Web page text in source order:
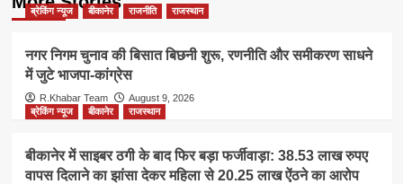
ब्रेकिंग न्यूज बीकानेर राजनीति राजस्थान
नगर निगम चुनाव की बिसात बिछनी शुरू, रणनीति और समीकरण साधने
में जुटे भाजपा-कांग्रेस
R.Khabar Team
August 9, 2026
ब्रेकिंग न्यूज
बीकानेर राजस्थान
बीकानेर में साइबर ठगी के बाद फिर बड़ा फर्जीवाड़ा: 38.53 लाख रुपए
वापस दिलाने का झांसा देकर महिला से 20.25 लाख ऐंठने का आरोप